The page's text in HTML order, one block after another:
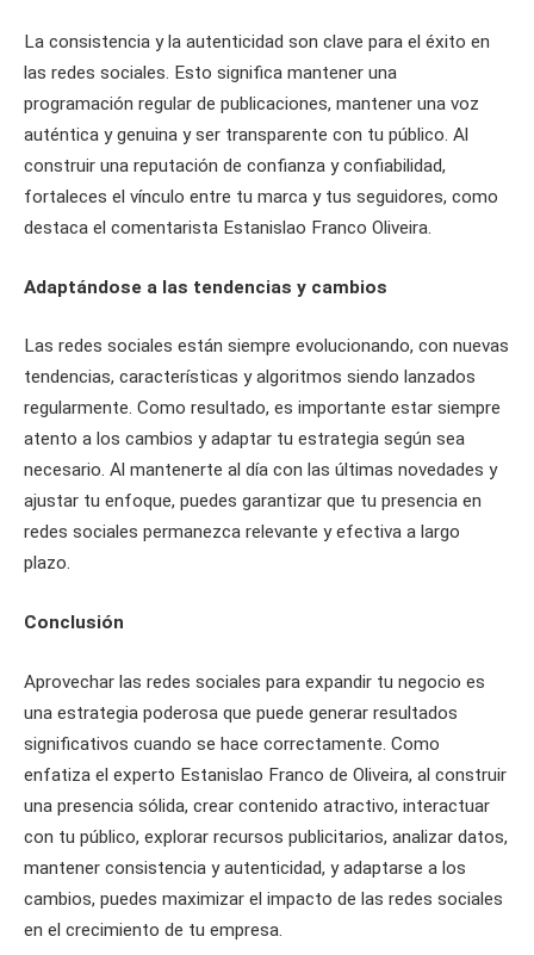
La consistencia y la autenticidad son clave para el éxito en
las redes sociales. Esto significa mantener una
programación regular de publicaciones, mantener una voz
auténtica y genuina y ser transparente con tu público. Al
construir una reputación de confianza y confiabilidad,
fortaleces el vínculo entre tu marca y tus seguidores, como
destaca el comentarista Estanislao Franco Oliveira.
Adaptándose a las tendencias y cambios
Las redes sociales están siempre evolucionando, con nuevas
tendencias, características y algoritmos siendo lanzados
regularmente. Como resultado, es importante estar siempre
atento a los cambios y adaptar tu estrategia según sea
necesario. Al mantenerte al día con las últimas novedades y
ajustar tu enfoque, puedes garantizar que tu presencia en
redes sociales permanezca relevante y efectiva a largo
plazo.
Conclusión
Aprovechar las redes sociales para expandir tu negocio es
una estrategia poderosa que puede generar resultados
significativos cuando se hace correctamente. Como
enfatiza el experto Estanislao Franco de Oliveira, al construir
una presencia sólida, crear contenido atractivo, interactuar
con tu público, explorar recursos publicitarios, analizar datos,
mantener consistencia y autenticidad, y adaptarse a los
cambios, puedes maximizar el impacto de las redes sociales
en el crecimiento de tu empresa.